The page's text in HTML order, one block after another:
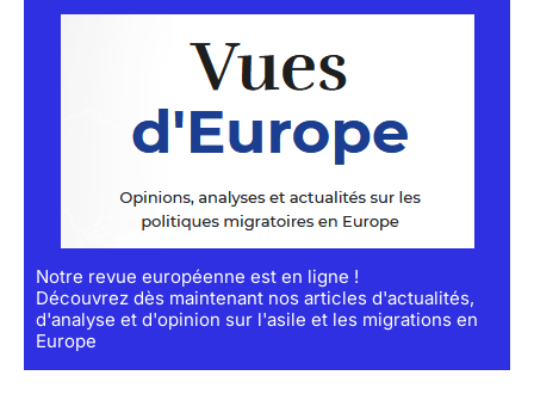
Notre revue européenne est en ligne !
Découvrez dès maintenant nos articles d'actualités,
d'analyse et d'opinion sur l'asile et les migrations en
Europe